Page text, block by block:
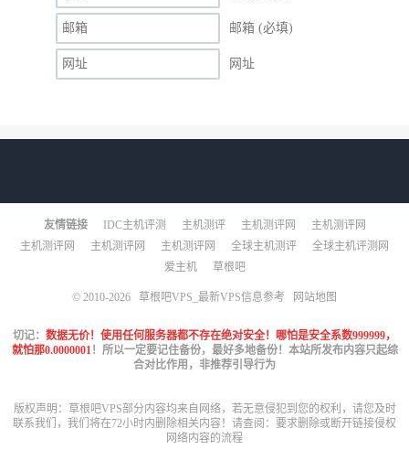
邮箱 (必填)
网址
友情链接 IDC主机评测 主机测评 主机测评网
主机测评网
主机测评网
主机测评网 主机测评网 全球主机测评
全球主机评测网
爱主机
草根吧
© 2010-2026 草根吧VPS_最新VPS信息参考 网站地图
切记： 数据无价！使用任何服务器都不存在绝对安全！哪怕是安全系数999999，
就怕那0.0000001！所以一定要记住备份，最好多地备份！本站所发布内容只起综
合对比作用，非推荐引导行为
版权声明：草根吧VPS部分内容均来自网络，若无意侵犯到您的权利，请您及时
联系我们，我们将在72小时内删除相关内容！请查阅： 要求删除或断开链接侵权
网络内容的流程